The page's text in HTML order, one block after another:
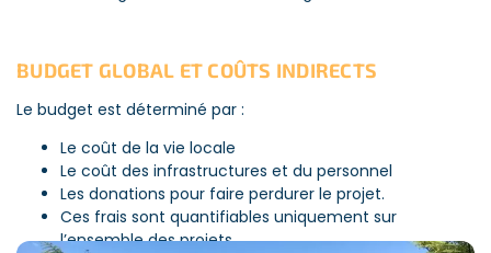
BUDGET GLOBAL ET COÛTS INDIRECTS
Le budget est déterminé par :
Le coût de la vie locale
Le coût des infrastructures et du personnel
Les donations pour faire perdurer le projet.
Ces frais sont quantifiables uniquement sur
l’ensemble des projets.